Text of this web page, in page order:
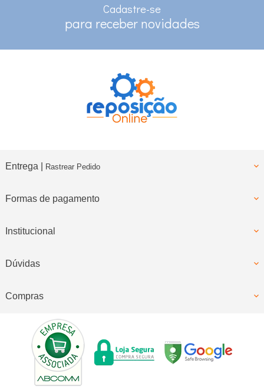
RASTREAMENTO
Cadastre-se
para receber novidades
Entrega | Rastrear Pedido
Formas de pagamento
Institucional
Dúvidas
Compras